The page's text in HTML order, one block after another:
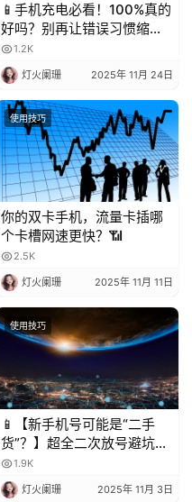
📱手机充电必看！100%真的
好吗？别再让错误习惯缩短
电池寿命！
1.2K
灯火阑珊 2025年 11月 24日
使用技巧
你的双卡手机，流量卡插哪
个卡槽网速更快？📶
2.5K
灯火阑珊 2025年 11月 11日
使用技巧
📱【新手机号可能是“二手
货”？】超全二次放号避坑指
南，附完美处理攻略！✨
1.9K
灯火阑珊 2025年 11月 3日